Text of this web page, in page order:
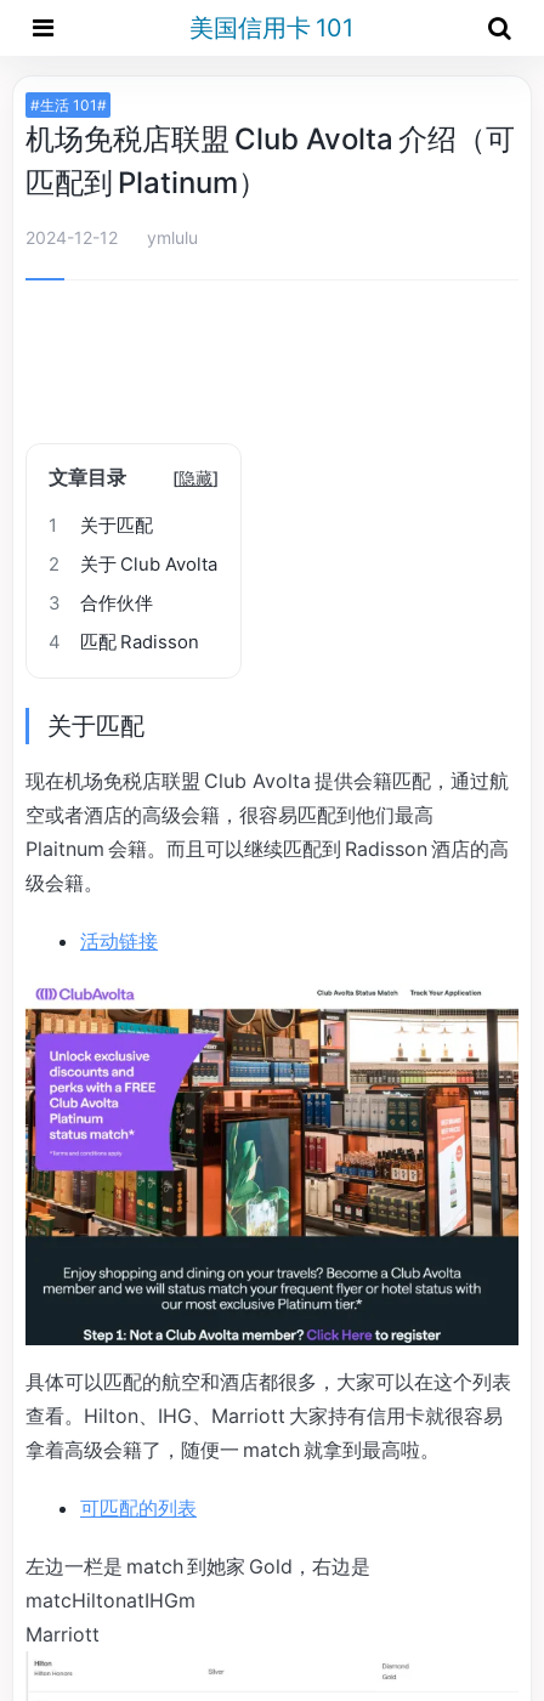
美国信用卡 101
#生活 101#
机场免税店联盟 Club Avolta 介绍（可
匹配到 Platinum）
2024-12-12 ymlulu
文章目录 [隐藏]
1
关于匹配
2
关于 Club Avolta
3
合作伙伴
4
匹配 Radisson
关于匹配
现在机场免税店联盟 Club Avolta 提供会籍匹配，通过航
空或者酒店的高级会籍，很容易匹配到他们最高
Plaitnum 会籍。而且可以继续匹配到 Radisson 酒店的高
级会籍。
活动链接
具体可以匹配的航空和酒店都很多，大家可以在这个列表
查看。Hilton、IHG、Marriott 大家持有信用卡就很容易
拿着高级会籍了，随便一 match 就拿到最高啦。
可匹配的列表
左边一栏是 match 到她家 Gold，右边是
matcHiltonatIHGm
Marriott